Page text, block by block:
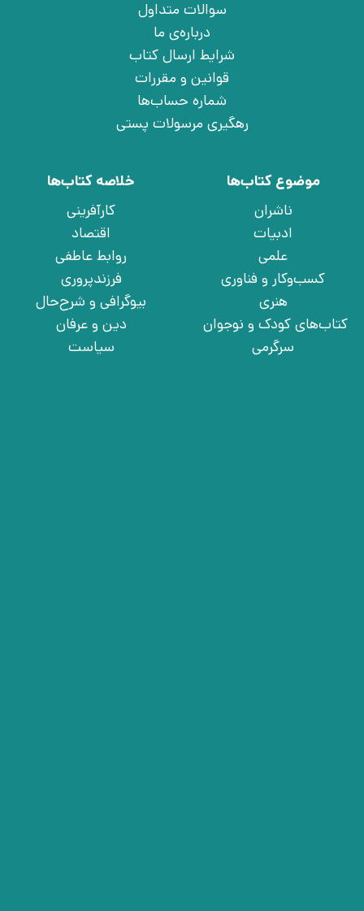
سوالات متداول
درباره‌ی ما
شرایط ارسال کتاب
قوانین و مقررات
شماره حساب‌ها
رهگیری مرسولات پستی
موضوع کتاب‌ها
ناشران
ادبیات
علمی
کسب‌وکار و فناوری
هنری
کتاب‌های کودک و نوجوان
سرگرمی
خلاصه کتاب‌ها
کارآفرینی
اقتصاد
روابط عاطفی
فرزندپروری
بیوگرافی و شرح‌حال
دین و عرفان
سیاست